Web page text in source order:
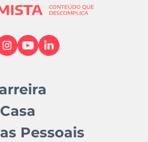
Casa
Pessoais